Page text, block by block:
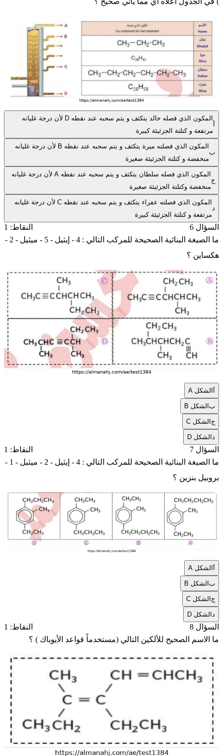
المكون الذي فصله خالد يتكثف و يتم سحبه عند نقطه D لأن درجة غليانه
مرتفعة و كتلتة الجزئيئة كبيرة
ب
المكون الذي فصلته ميرة يتكثف و يتم سحبه عند نقطه B لأن درجة غليانه
منخفضة و كتلتة الجزئيئة صغيرة
ج
المكون الذي فصله سلطان يتكثف و يتم سحبه عند نقطه A لأن درجة غليانه
منخفضة وكتلتة الجزئيئة صغيرة
المكون الذي فصلته عفراء يتكثف و يتم سحبه عند نقطه C لأن درجة غليانه
مرتفعة و كتلتة الجزئيئة كبيرة
السؤال 6
النقاط: 1
ما الصيغة البنائية الصحيحة للمركب التالي : 4 - إيثيل - 5 - ميثيل - 2 -
هكساين ؟
الشكل A
بالشكل B
جالشكل C
الشكل D
السؤال 7
النقاط: 1
ما الصيغة البنائية الصحيحة للمركب التالي : 4 - إيثيل - 2 - ميثيل - 1 -
بروبيل بنزين ؟
الشكل A
بالشكل B
جالشكل C
الشكل D
السؤال 8
النقاط: 1
ما الاسم الصحيح للألكين التالي (مستخدماً قواعد الأيوباك ) ؟